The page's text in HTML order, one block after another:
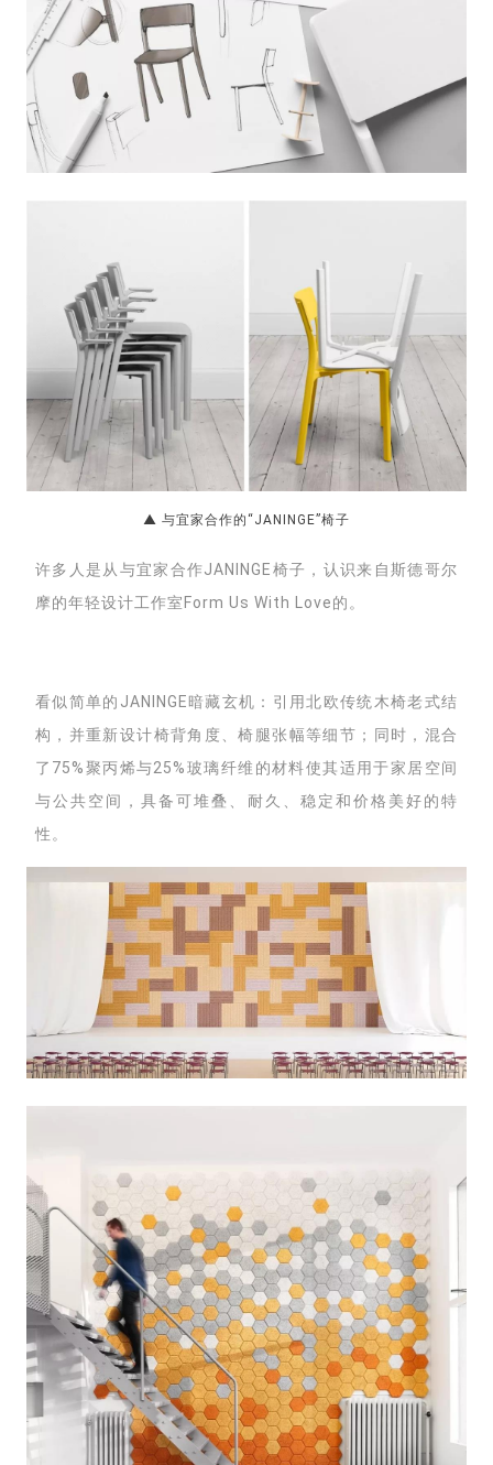
▲ 与宜家合作的“JANINGE”椅子
许多人是从与宜家合作JANINGE椅子，认识来自斯德哥尔
摩的年轻设计工作室Form Us With Love的。
看似简单的JANINGE暗藏玄机： 引用北欧传统木椅老式结
构，并重新设计椅背角度、椅腿张幅等细节；
同时， 混合
了75%聚丙烯与25%玻璃纤维的材料使其适用于家居空间
与公共空间，具备可堆叠、 耐久、 稳定和价格美好的特
性。